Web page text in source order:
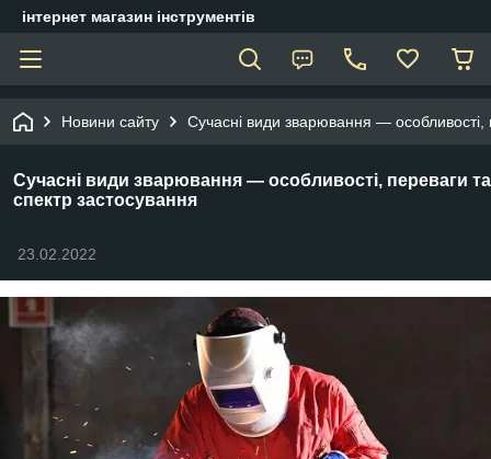
інтернет магазин інструментів
Новини сайту Сучасні види зварювання — особливості,
Сучасні види зварювання — особливості, переваги та
спектр застосування
23.02.2022